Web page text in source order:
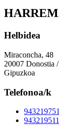
Helbidea
Miraconcha, 48
20007 Donostia
Gipuzkoa
Telefonoa/k
943219751
943219511